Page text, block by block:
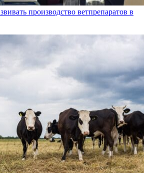
производство ветпрепаратов в